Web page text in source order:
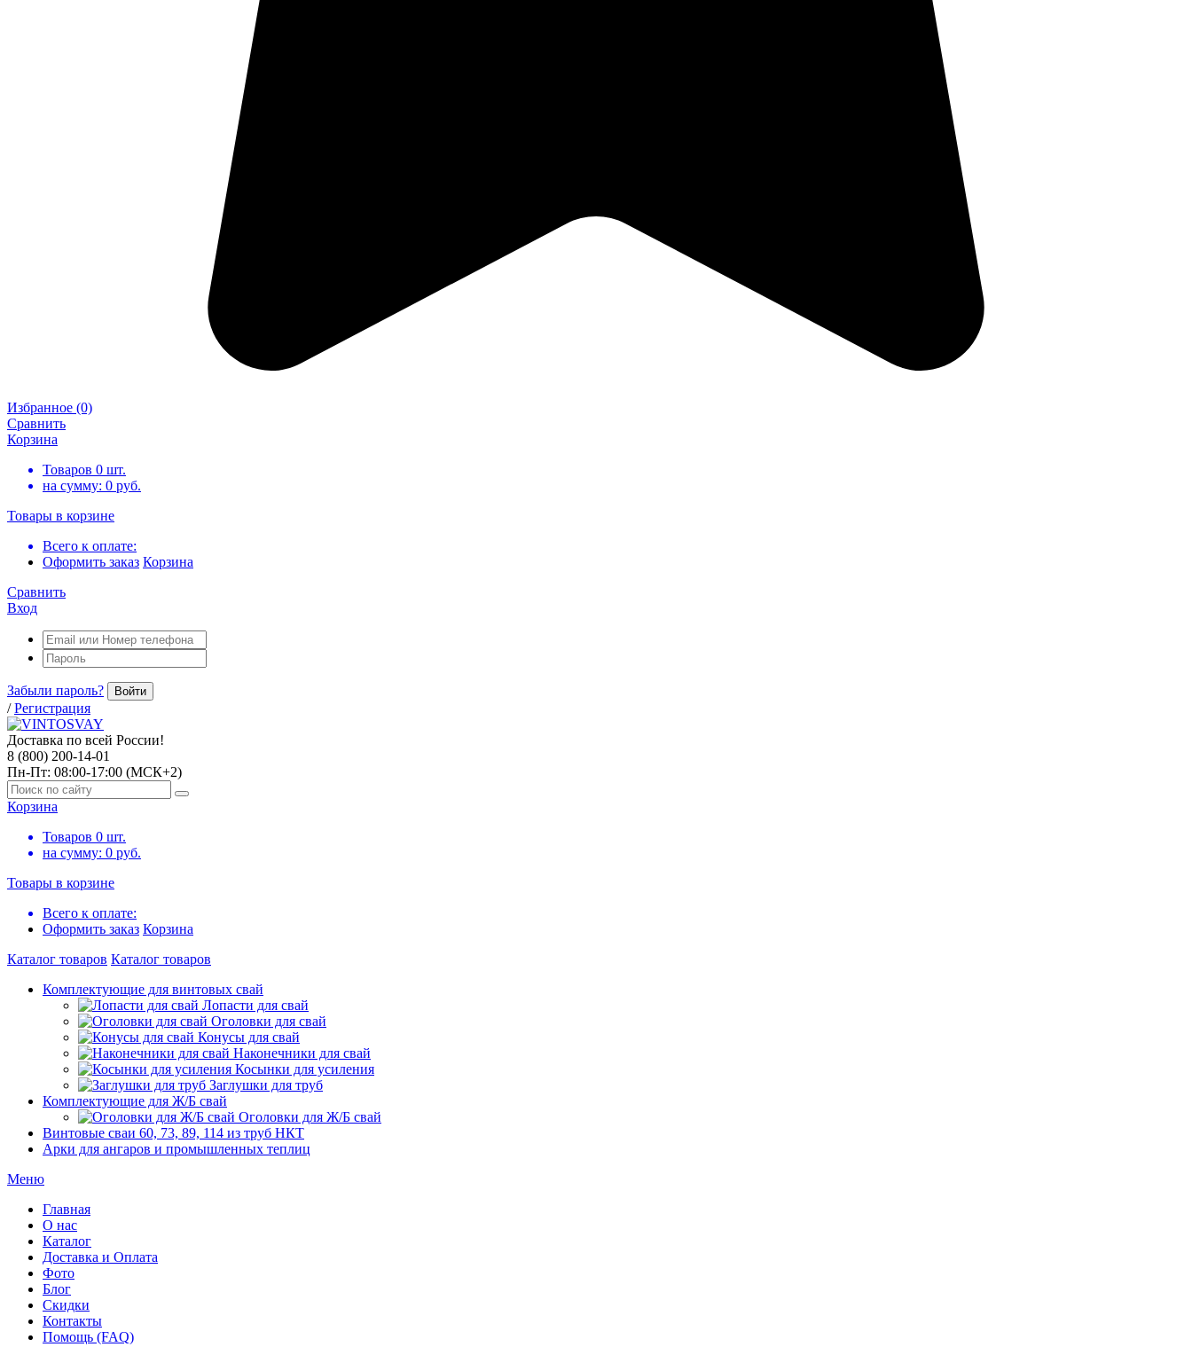
Избранное (0)
Сравнить
Корзина
Товаров 0 шт.
на сумму: 0 руб.
Товары в корзине
Всего к оплате:
Оформить заказ Корзина
Сравнить
Вход
Забыли пароль? Войти
/ Регистрация
Доставка по всей России!
8 (800) 200-14-01
Пн-Пт: 08:00-17:00 (МСК+2)
Корзина
Товаров 0 шт.
на сумму: 0 руб.
Товары в корзине
Всего к оплате:
Оформить заказ Корзина
Каталог товаров Каталог товаров
Комплектующие для винтовых свай
Лопасти для свай
Оголовки для свай
Конусы для свай
Наконечники для свай
Косынки для усиления
Заглушки для труб
Комплектующие для Ж/Б свай
Оголовки для Ж/Б свай
Винтовые сваи 60, 73, 89, 114 из труб НКТ
Арки для ангаров и промышленных теплиц
Меню
Главная
О нас
Каталог
Доставка и Оплата
Фото
Блог
Скидки
Контакты
Помощь (FAQ)